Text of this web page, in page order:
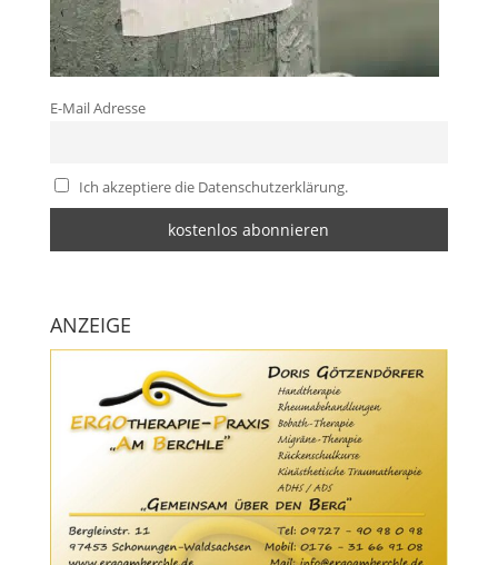
E-Mail Adresse
Ich akzeptiere die Datenschutzerklärung.
ANZEIGE